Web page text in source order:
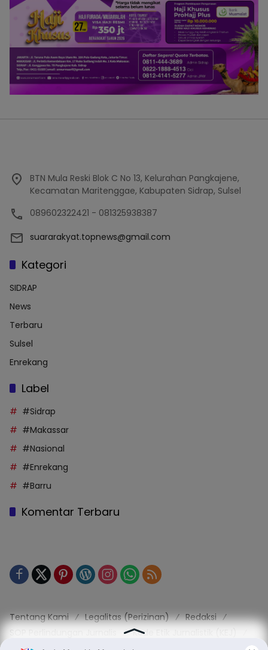
BTN Mula Reski Blok C No 13, Kelurahan Pangkajene,
Kecamatan Maritenggae, Kabupaten Sidrap, Sulsel
089602322421 - 081325938387
suararakyat.topnews@gmail.com
Kategori
SIDRAP
News
Terbaru
Sulsel
Enrekang
Label
#Sidrap
#Makassar
#Nasional
#Enrekang
#Barru
Komentar Terbaru
Tentang Kami Legalitas (Perizinan)
Redaksi
Kode Etik Jurnalistik (KEJ)